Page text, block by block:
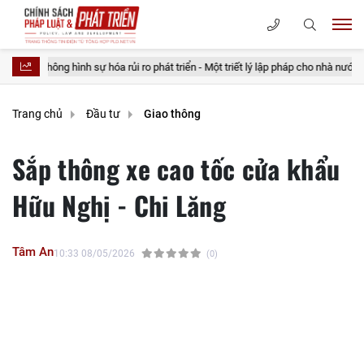
sự hóa rủi ro phát triển - Một triết lý lập pháp cho nhà nước kiến tạo
Trang chủ Đầu tư Giao thông
Sắp thông xe cao tốc cửa khẩu
Hữu Nghị - Chi Lăng
Tâm An10:33 08/05/2026 (0)